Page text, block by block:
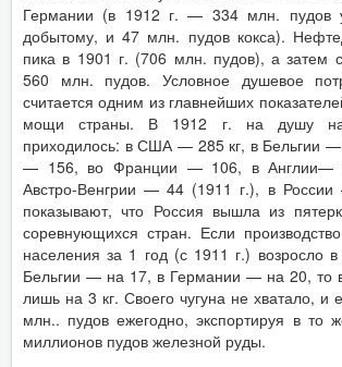
Германии (в 1912 г. — 334 млн. пудов
добытому, и 47 млн. пудов кокса).
пика в 1901 г. (706 млн. пудов), а затем
560 млн. пудов. Условное душевое
считается одним из главнейших
мощи страны. В 1912 г. на душу
приходилось: в США — 285 кг, в Бельгии
— 156, во Франции — 106, в Англии—
Австро-Венгрии — 44 (1911 г.), в
показывают, что Россия вышла из
соревнующихся стран. Если
населения за 1 год (с 1911 г.) возросло
Бельгии — на 17, в Германии — на 20, то
лишь на 3 кг. Своего чугуна не хватало, и
млн.. пудов ежегодно, экспортируя в то
миллионов пудов железной руды.